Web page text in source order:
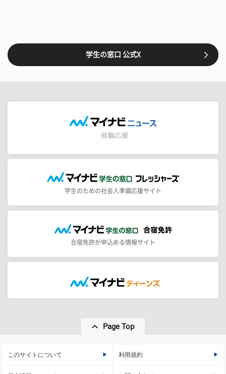
学生の窓口 公式X
学生のための社会人準備応援サイト
合宿免許が申込める情報サイト
Page Top
このサイトについて 利用規約